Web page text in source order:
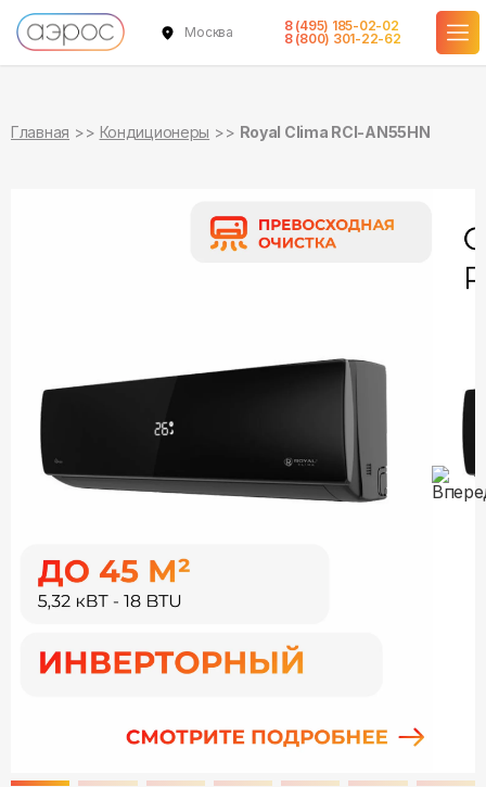
Москва
8 (495) 185-02-02
8 (800) 301-22-62
Главная Кондиционеры Royal Clima RCI-AN55HN
в наличии
в наличии